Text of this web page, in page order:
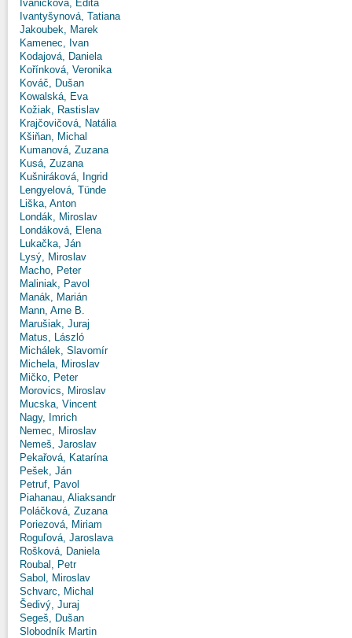
Ivaničková, Edita
Ivantyšynová, Tatiana
Jakoubek, Marek
Kamenec, Ivan
Kodajová, Daniela
Kořínková, Veronika
Kováč, Dušan
Kowalská, Eva
Kožiak, Rastislav
Krajčovičová, Natália
Kšiňan, Michal
Kumanová, Zuzana
Kusá, Zuzana
Kušniráková, Ingrid
Lengyelová, Tünde
Liška, Anton
Londák, Miroslav
Londáková, Elena
Lukačka, Ján
Lysý, Miroslav
Macho, Peter
Maliniak, Pavol
Manák, Marián
Mann, Arne B.
Marušiak, Juraj
Matus, László
Michálek, Slavomír
Michela, Miroslav
Mičko, Peter
Morovics, Miroslav
Mucska, Vincent
Nagy, Imrich
Nemec, Miroslav
Nemeš, Jaroslav
Pekařová, Katarína
Pešek, Ján
Petruf, Pavol
Piahanau, Aliaksandr
Poláčková, Zuzana
Poriezová, Miriam
Roguľová, Jaroslava
Rošková, Daniela
Roubal, Petr
Sabol, Miroslav
Schvarc, Michal
Šedivý, Juraj
Segeš, Dušan
Slobodník Martin